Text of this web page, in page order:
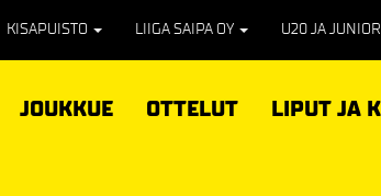
KISAPUISTO LIIGA SAIPA OY U20 JA
JOUKKUE OTTELUT LIPUT JA